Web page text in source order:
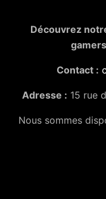
Découvrez
Contact :
Adresse : 15 rue
Nous sommes